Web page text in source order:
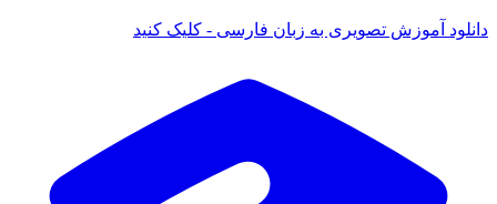
آموزش تصویری به زبان فارسی - کلیک کنید